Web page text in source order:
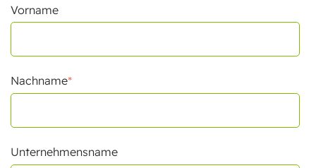
Vorname
Nachname*
Unternehmensname